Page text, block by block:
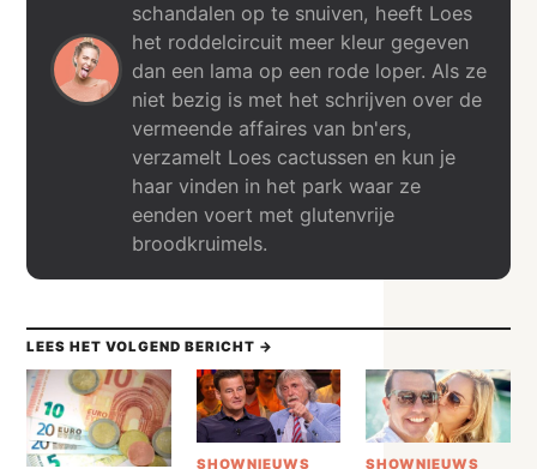
schandalen op te snuiven, heeft Loes
het roddelcircuit meer kleur gegeven
dan een lama op een rode loper. Als ze
niet bezig is met het schrijven over de
vermeende affaires van bn'ers,
verzamelt Loes cactussen en kun je
haar vinden in het park waar ze
eenden voert met glutenvrije
broodkruimels.
LEES HET VOLGEND BERICHT →
SHOWNIEUWS SHOWNIEUWS